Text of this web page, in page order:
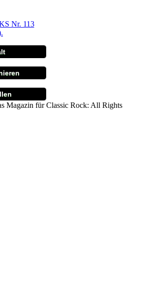
für Classic Rock: All Rights